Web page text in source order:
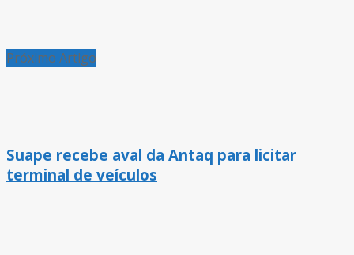
Próximo Artigo
Suape recebe aval da Antaq para licitar
terminal de veículos